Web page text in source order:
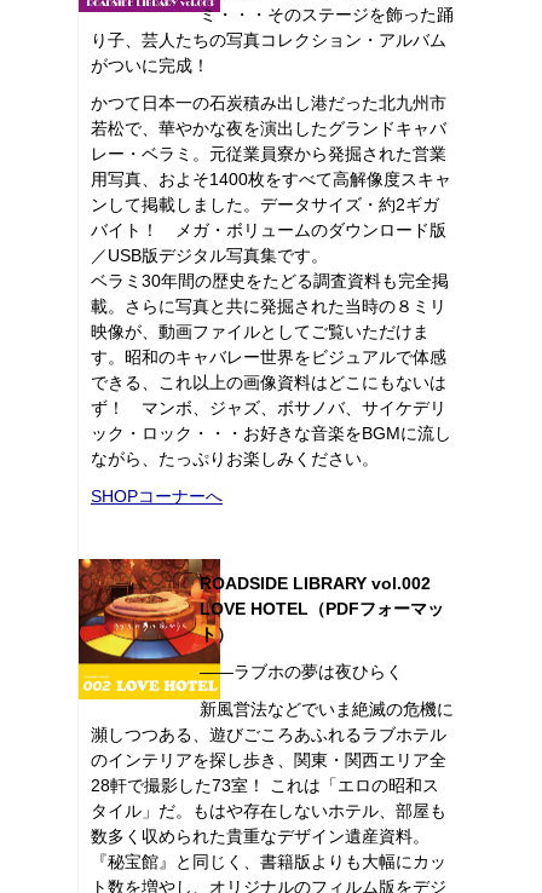
ミ・・・そのステージを飾った踊
り子、芸人たちの写真コレクション・アルバム
がついに完成！
かつて日本一の石炭積み出し港だった北九州市
若松で、華やかな夜を演出したグランドキャバ
レー・ベラミ。元従業員寮から発掘された営業
用写真、およそ1400枚をすべて高解像度スキャ
ンして掲載しました。データサイズ・約2ギガ
バイト！ メガ・ボリュームのダウンロード版
／USB版デジタル写真集です。
ベラミ30年間の歴史をたどる調査資料も完全掲
載。さらに写真と共に発掘された当時の８ミリ
映像が、動画ファイルとしてご覧いただけま
す。昭和のキャバレー世界をビジュアルで体感
できる、これ以上の画像資料はどこにもないは
ず！ マンボ、ジャズ、ボサノバ、サイケデリ
ック・ロック・・・お好きな音楽をBGMに流し
ながら、たっぷりお楽しみください。
SHOPコーナーへ
ROADSIDE LIBRARY vol.002
LOVE HOTEL（PDFフォーマッ
ト）
――ラブホの夢は夜ひらく
新風営法などでいま絶滅の危機に
瀕しつつある、遊びごころあふれるラブホテル
のインテリアを探し歩き、関東・関西エリア全
28軒で撮影した73室！ これは「エロの昭和ス
タイル」だ。もはや存在しないホテル、部屋も
数多く収められた貴重なデザイン遺産資料。
『秘宝館』と同じく、書籍版よりも大幅にカッ
ト数を増やし、オリジナルのフィルム版をデジ